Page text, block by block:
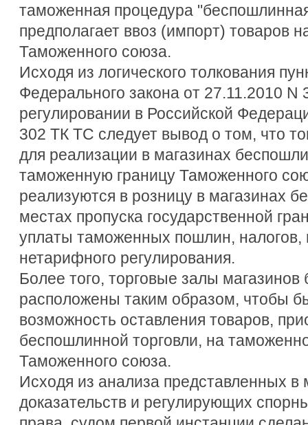
таможенная процедура
предполагает ввоз (импорт) товаров
Таможенного союза.
Исходя из логического толкования
Федерального закона от 27.11.2010
регулировании в Российской
302 ТК ТС следует вывод о том, что
для реализации в магазинах
таможенную границу Таможенного
реализуются в розницу в магазинах
местах пропуска государственной
уплаты таможенных пошлин,
нетарифного регулирования.
Более того, торговые залы
расположены таким образом, чтобы
возможность оставления товаров,
беспошлинной торговли, на
Таможенного союза.
Исходя из анализа представленных
доказательств и регулирующих